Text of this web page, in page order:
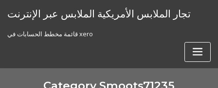
تجار الملابس الأمريكية الملابس عبر الإنترنت
قائمة مخطط الحسابات في xero